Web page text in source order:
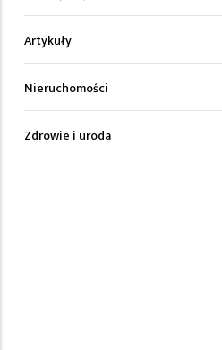
Artykuły
Nieruchomości
Zdrowie i uroda